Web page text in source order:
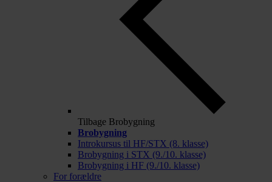
Tilbage Brobygning
Brobygning
Introkursus til HF/STX (8. klasse)
Brobygning i STX (9./10. klasse)
Brobygning i HF (9./10. klasse)
For forældre